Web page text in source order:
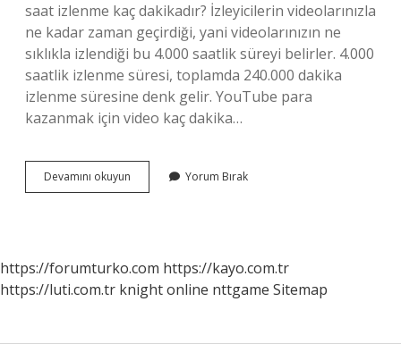
saat izlenme kaç dakikadır? İzleyicilerin videolarınızla
ne kadar zaman geçirdiği, yani videolarınızın ne
sıklıkla izlendiği bu 4.000 saatlik süreyi belirler. 4.000
saatlik izlenme süresi, toplamda 240.000 dakika
izlenme süresine denk gelir. YouTube para
kazanmak için video kaç dakika…
Devamını okuyun Youtube
Ortalama
Olmalı
Yorum Bırak
https://forumturko.com https://kayo.com.tr
https://luti.com.tr knight online nttgame Sitemap